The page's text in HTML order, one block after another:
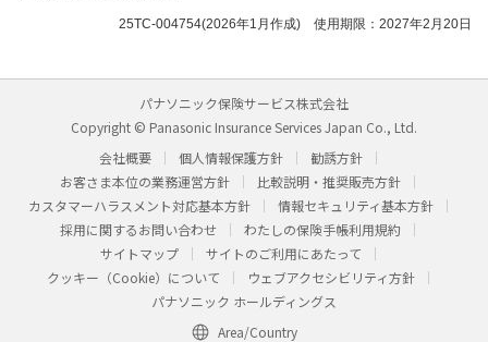
25TC-004754(2026年1月作成) 使用期限：2027年2月20日
パナソニック保険サービス株式会社
Copyright © Panasonic Insurance Services Japan Co., Ltd.
会社概要
個人情報保護方針
勧誘方針
お客さま本位の業務運営方針
比較説明・推奨販売方針
カスタマーハラスメント対応基本方針
情報セキュリティ基本方針
採用に関するお問い合わせ
わたしの保険手帳利用規約
サイトマップ
サイトのご利用にあたって
クッキー（Cookie）について
ウェブアクセシビリティ方針
パナソニック ホールディングス
Area/Country